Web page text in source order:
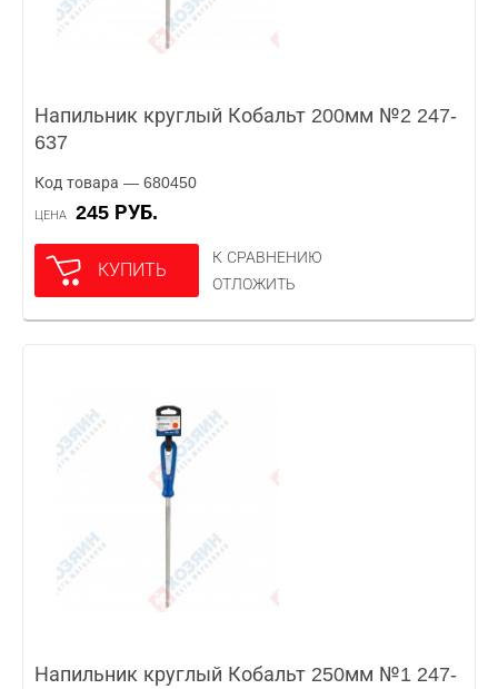
Напильник круглый Кобальт 200мм №2 247-
637
Код товара — 680450
ЦЕНА 245 РУБ.
КУПИТЬ
К СРАВНЕНИЮ
ОТЛОЖИТЬ
Напильник круглый Кобальт 250мм №1 247-